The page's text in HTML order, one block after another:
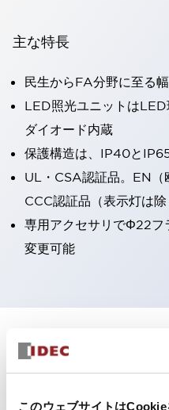
このウェブサイトは
主な特長
民生からFA分野に至る
LED照光ユニットは
ダイオード内蔵
保護構造は、IP40と
UL・CSA認証品。EN（
CCC認証品（表示灯は除
専用アクセサリでΦ22フ
変更可能
ドキュメントとファイ